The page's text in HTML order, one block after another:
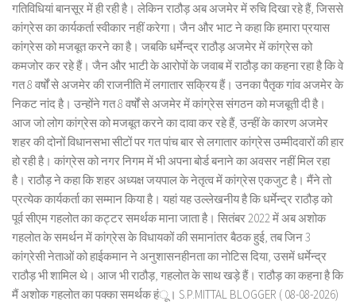
गतिविधियां बानसूर में ही रही है। लेकिन राठौड़ अब अजमेर में रुचि दिखा रहे हैं, जिससे
कांग्रेस का कार्यकर्ता स्वीकार नहीं करेगा। जैन और भाट ने कहा कि हमारा प्रयास
कांग्रेस को मजबूत करने का है। जबकि धर्मेन्द्र राठौड़ अजमेर में कांग्रेस को
कमजोर कर रहे हैं। जैन और भाटी के आरोपों के जवाब में राठौड़ का कहना रहा है कि वे
गत 8 वर्षों से अजमेर की राजनीति में लगातार सक्रिय हैं। उनका पैतृक गांव अजमेर के
निकट नांद है। उन्होंने गत 8 वर्षों से अजमेर में कांग्रेस संगठन को मजबूती दी है।
आज जो लोग कांग्रेस को मजबूत करने का दावा कर रहे हैं, उन्हीं के कारण अजमेर
शहर की दोनों विधानसभा सीटों पर गत पांच बार से लगातार कांग्रेस उम्मीदवारों की हार
हो रही है। कांग्रेस को नगर निगम में भी अपना बोर्ड बनाने का अवसर नहीं मिल रहा
है। राठौड़ ने कहा कि शहर अध्यक्ष जयपाल के नेतृत्व में कांग्रेस एकजुट है। मैंने तो
प्रत्येक कार्यकर्ता का सम्मान किया है। यहां यह उल्लेखनीय है कि धर्मेन्द्र राठौड़ को
पूर्व सीएम गहलोत का कट्टर समर्थक माना जाता है। सितंबर 2022 में अब अशोक
गहलोत के समर्थन में कांग्रेस के विधायकों की समानांतर बैठक हुई, तब जिन 3
कांग्रेसी नेताओं को हाईकमान ने अनुशासनहीनता का नोटिस दिया, उसमें धर्मेन्द्र
राठौड़ भी शामिल थे। आज भी राठौड़, गहलोत के साथ खड़े हैं। राठौड़ का कहना है कि
मैं अशोक गहलोत का पक्का समर्थक हंू। S.P.MITTAL BLOGGER ( 08-08-2026)